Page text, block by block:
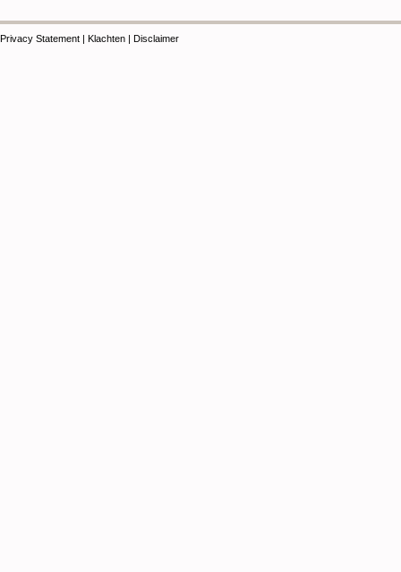
Privacy Statement | Klachten | Disclaimer